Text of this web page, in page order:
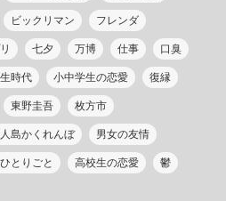
ビックリマン フレンダ
七夕 万博 仕事 口臭
時代 小中学生の恋愛 復縁
東野圭吾 枚方市
島かくれんぼ 男女の友情
とりごと 高校生の恋愛 鬱